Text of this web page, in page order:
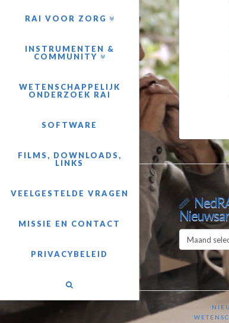
RAI VOOR ZORG
INSTRUMENTEN &
COMMUNITY
WETENSCHAPPELIJK
ONDERZOEK RAI
SOFTWARE
FILMS, DOWNLOADS,
LINKS
VEELGESTELDE VRAGEN
MISSIE EN CONTACT
PRIVACYBELEID
NedRAI